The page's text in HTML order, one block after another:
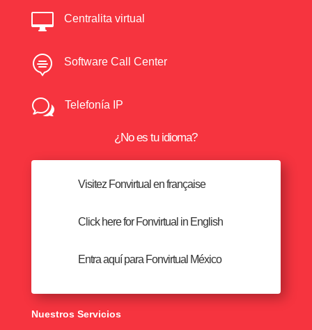
 Centralita virtual
 Software Call Center
w Telefonía IP
¿No es tu idioma?
Visitez Fonvirtual en française
Click here for Fonvirtual in English
Entra aquí para Fonvirtual México
Nuestros Servicios